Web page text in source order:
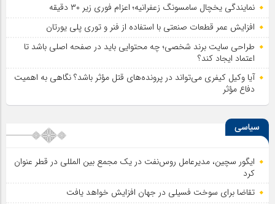
نمایندگی یخچال سامسونگ زعفرانیه؛ اعزام فوری زیر ۳۰ دقیقه
افزایش عمر قطعات صنعتی با استفاده از فنر و توری پلی یورتان
طراحی سایت برند شخصی؛ چه محتوایی باید در صفحه اصلی باشد تا
اعتماد ایجاد کند؟
آیا وکیل کیفری می‌تواند در پرونده‌های قتل مؤثر باشد؟ نگاهی به اهمیت
دفاع مؤثر
سیاسی
ایگور سچین، مدیرعامل روس‌نفت در یک مجمع بین المللی در قطر عنوان
کرد
تقاضا برای سوخت فسیلی در جهان افزایش خواهد یافت